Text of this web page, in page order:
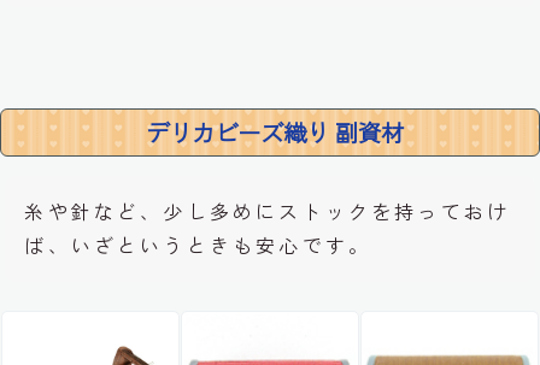
デリカビーズ織り 副資材
糸や針など、少し多めにストックを持っておけ
ば、いざというときも安心です。